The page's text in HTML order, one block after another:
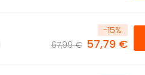
-15%
67,99 € 57,79 €